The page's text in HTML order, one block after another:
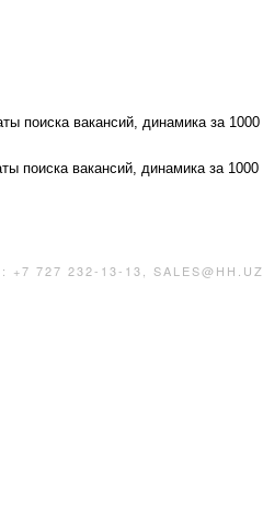
поиска вакансий, динамика за 1000
поиска вакансий, динамика за 1000
727 232-13-13, SALES@HH.UZ